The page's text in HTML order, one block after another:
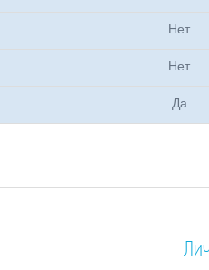
Нет
Нет
Да